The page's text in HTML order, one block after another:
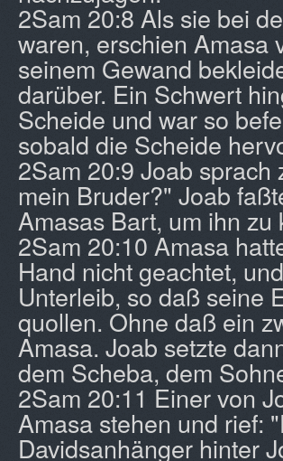
2Sam 20:8 Als sie bei
waren, erschien Amasa
seinem Gewand
darüber. Ein Schwert
Scheide und war so
sobald die Scheide
2Sam 20:9 Joab
mein Bruder?" Joab
Amasas Bart, um ihn zu
2Sam 20:10 Amasa
Hand nicht geachtet,
Unterleib, so daß seine
quollen. Ohne daß ein
Amasa. Joab setzte
dem Scheba, dem
2Sam 20:11 Einer von
Amasa stehen und rief:
Davidsanhänger hinter